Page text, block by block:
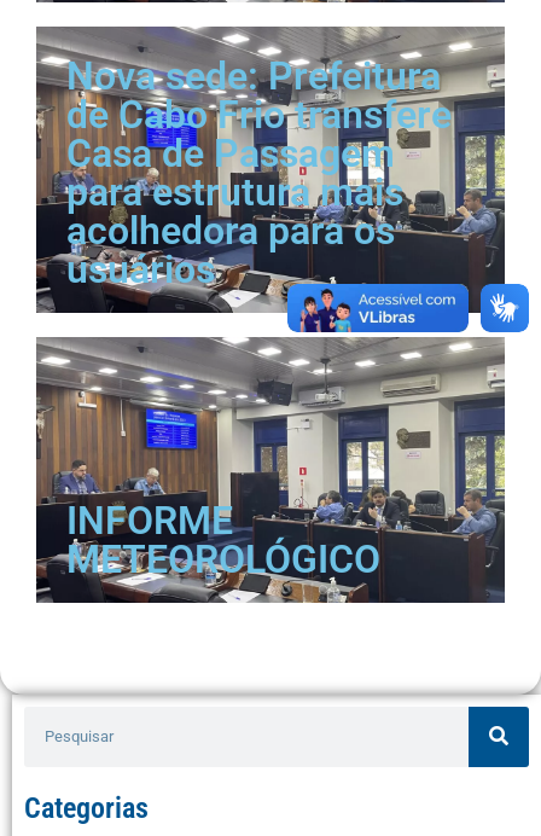
Nova sede: Prefeitura
de Cabo Frio transfere
Casa de Passagem
para estrutura mais
acolhedora para os
usuários
INFORME
METEOROLÓGICO
Categorias